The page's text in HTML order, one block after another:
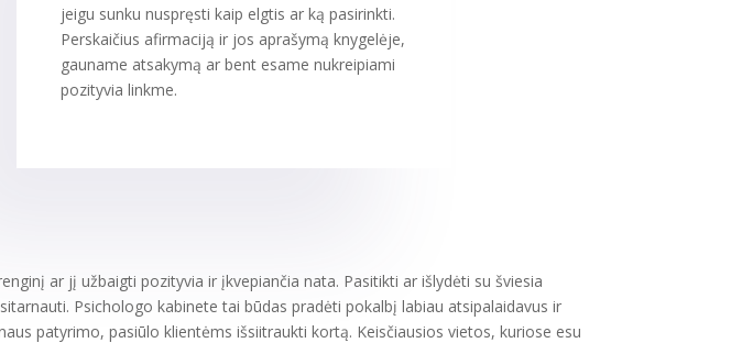
jeigu sunku nuspręsti kaip elgtis ar ką pasirinkti.
Perskaičius afirmaciją ir jos aprašymą knygelėje,
gauname atsakymą ar bent esame nukreipiami
pozityvia linkme.
ar jį užbaigti pozityvia ir įkvepiančia nata. Pasitikti ar išlydėti su šviesia
Psichologo kabinete tai būdas pradėti pokalbį labiau atsipalaidavus ir
patyrimo, pasiūlo klientėms išsiitraukti kortą. Keisčiausios vietos, kuriose esu